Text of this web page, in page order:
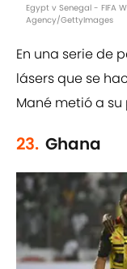
Egypt v Senegal - FIFA
Agency/GettyImages
En una serie de
lásers que se
Mané metió a
23. Ghana